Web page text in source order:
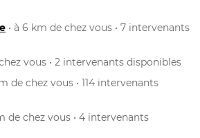
• à 6 km de chez vous • 7 intervenants
vous • 2 intervenants disponibles
de chez vous • 114 intervenants
de chez vous • 4 intervenants